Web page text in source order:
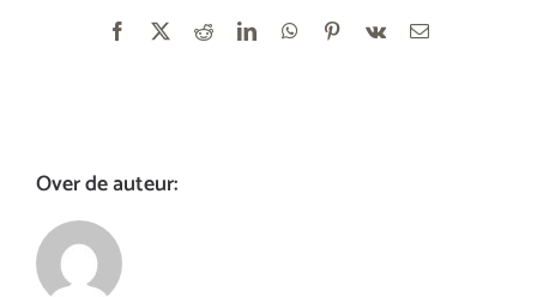
Facebook RedditLinkedInWhatsApp
Pinterest
Vk
E-
Over de auteur: